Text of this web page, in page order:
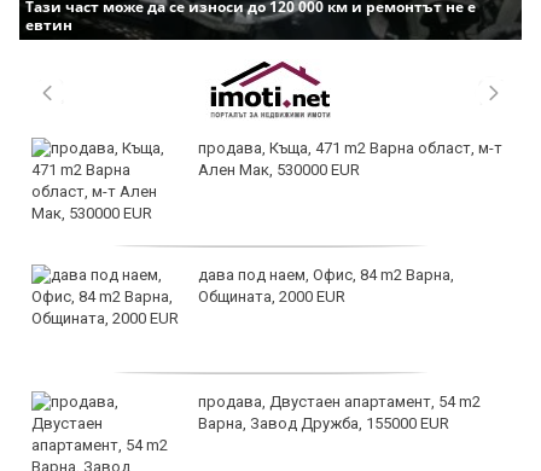
Тази част може да се износи до 120 000 км и ремонтът не е
евтин
продава, Къща, 471 m2 Варна област, м-т
Ален Мак, 530000 EUR
дава под наем, Офис, 84 m2 Варна,
Общината, 2000 EUR
продава, Двустаен апартамент, 54 m2
Варна, Завод Дружба, 155000 EUR